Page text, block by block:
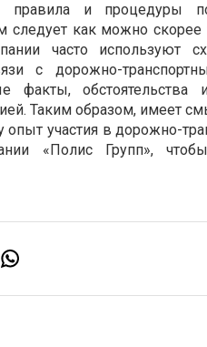
правила и процедуры
следует как можно
часто используют
с дорожно-
факты, обстоятельства
Таким образом, имеет
участия в дорожно-
«Полис Групп»,